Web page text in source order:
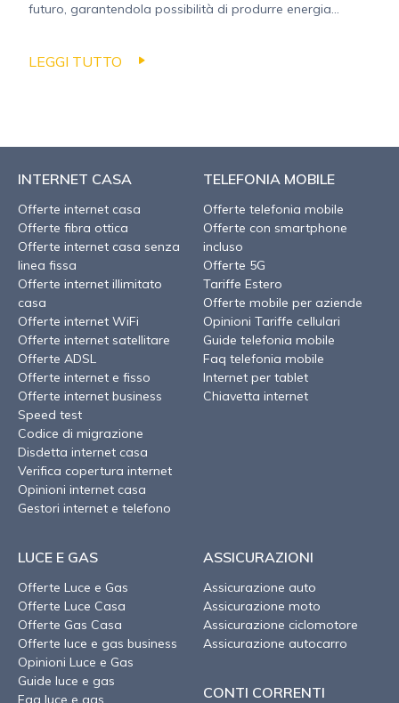
futuro, garantendola possibilità di produrre energia...
LEGGI TUTTO
INTERNET CASA
Offerte internet casa
Offerte fibra ottica
Offerte internet casa senza
linea fissa
Offerte internet illimitato
casa
Offerte internet WiFi
Offerte internet satellitare
Offerte ADSL
Offerte internet e fisso
Offerte internet business
Speed test
Codice di migrazione
Disdetta internet casa
Verifica copertura internet
Opinioni internet casa
Gestori internet e telefono
TELEFONIA MOBILE
Offerte telefonia mobile
Offerte con smartphone
incluso
Offerte 5G
Tariffe Estero
Offerte mobile per aziende
Opinioni Tariffe cellulari
Guide telefonia mobile
Faq telefonia mobile
Internet per tablet
Chiavetta internet
LUCE E GAS
Offerte Luce e Gas
Offerte Luce Casa
Offerte Gas Casa
Offerte luce e gas business
Opinioni Luce e Gas
Guide luce e gas
Faq luce e gas
ASSICURAZIONI
Assicurazione auto
Assicurazione moto
Assicurazione ciclomotore
Assicurazione autocarro
CONTI CORRENTI